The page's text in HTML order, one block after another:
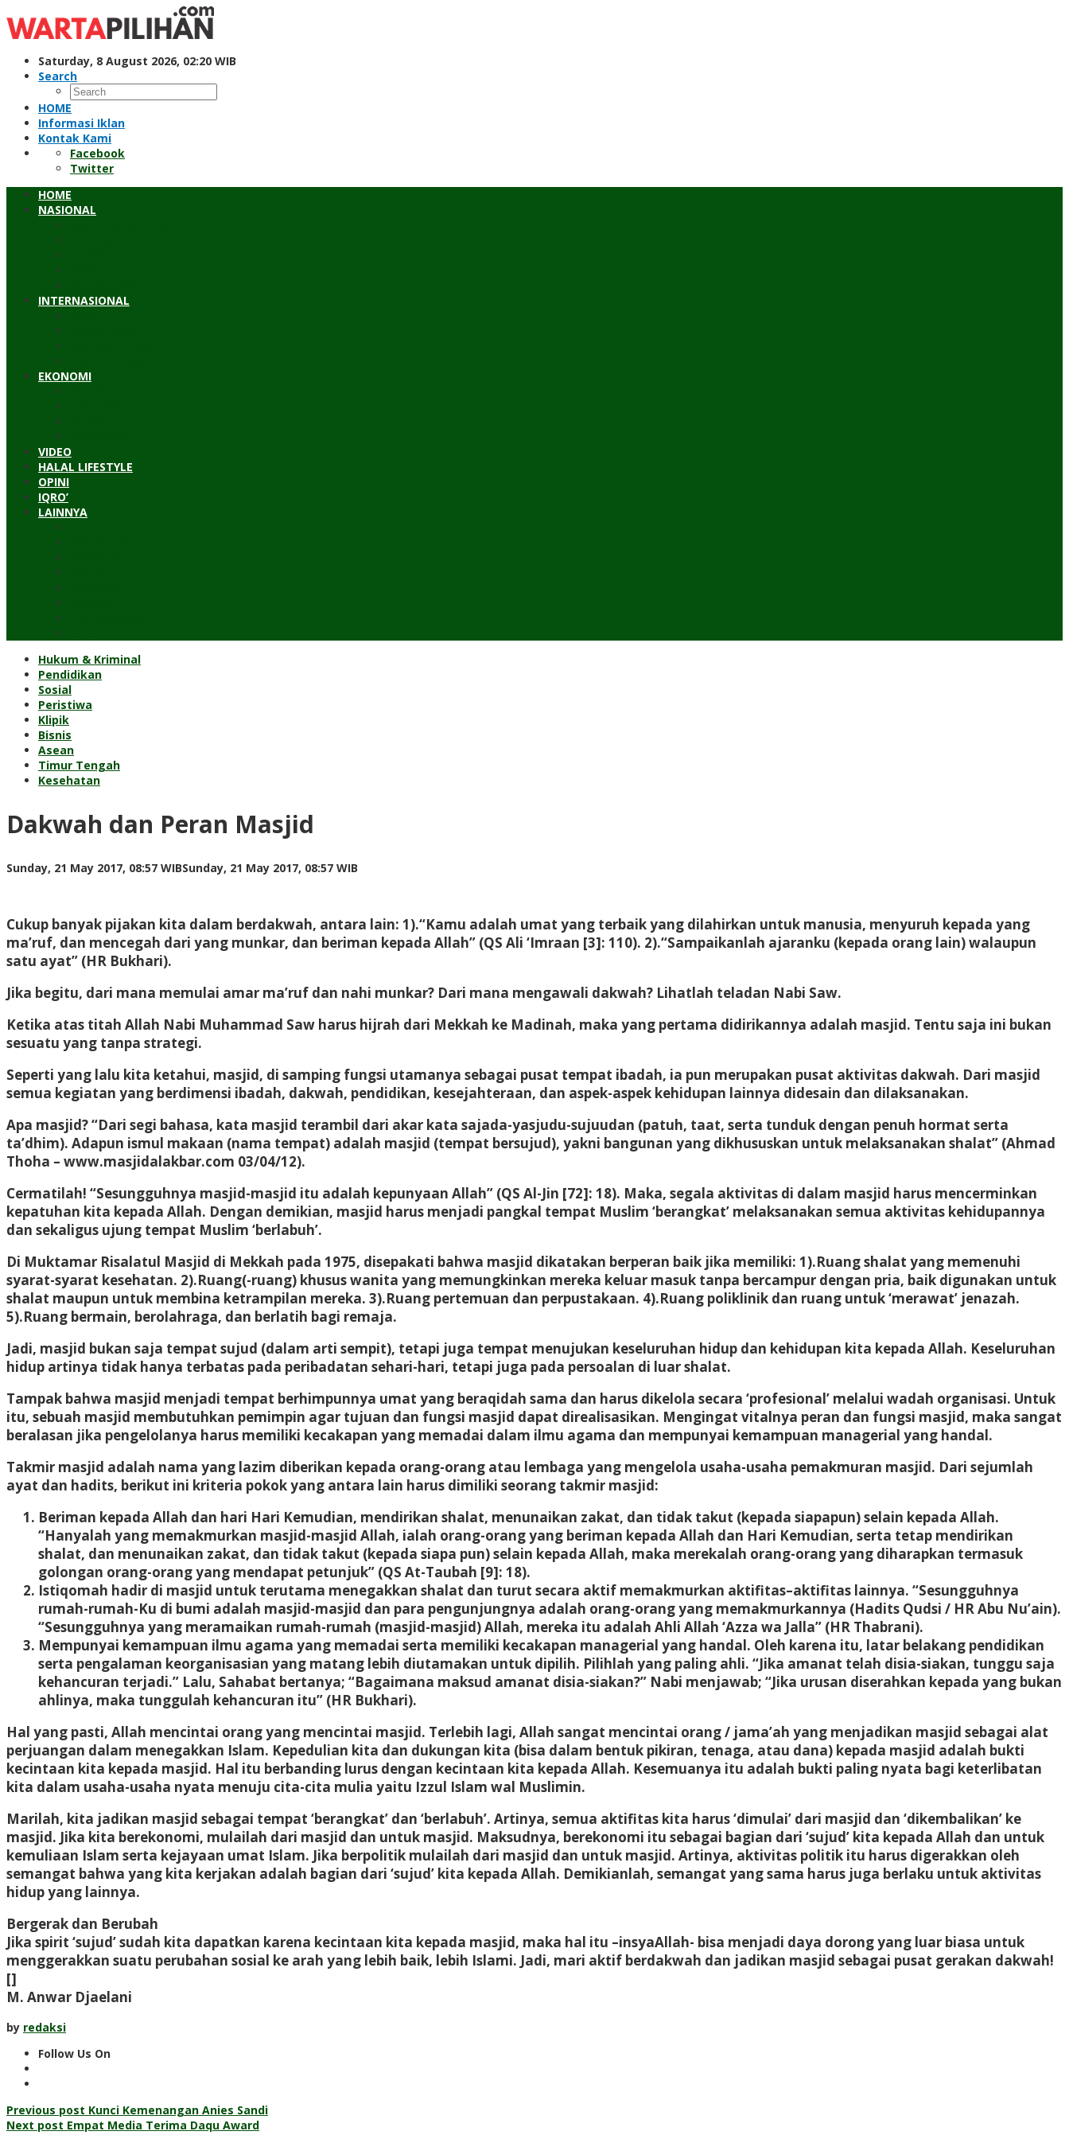
to
content
Saturday, 8 August 2026, 02:20 WIB
Search
HOME
Informasi Iklan
Kontak Kami
Facebook
Twitter
HOME
NASIONAL
INTERNASIONAL
EKONOMI
VIDEO
HALAL LIFESTYLE
OPINI
IQRO’
LAINNYA
Hukum & Kriminal
Pendidikan
Sosial
Peristiwa
Klipik
Bisnis
Asean
Timur Tengah
Kesehatan
Dakwah dan Peran Masjid
Sunday, 21 May 2017, 08:57 WIBSunday, 21 May 2017, 08:57 WIB
Cukup banyak pijakan kita dalam berdakwah, antara lain: 1).“Kamu adalah umat yang terbaik yang dilahirkan untuk manusia, menyuruh kepada yang
ma’ruf, dan mencegah dari yang munkar, dan beriman kepada Allah” (QS Ali ‘Imraan [3]: 110). 2).“Sampaikanlah ajaranku (kepada orang lain) walaupun
satu ayat” (HR Bukhari).
Jika begitu, dari mana memulai amar ma’ruf dan nahi munkar? Dari mana mengawali dakwah? Lihatlah teladan Nabi Saw.
Ketika atas titah Allah Nabi Muhammad Saw harus hijrah dari Mekkah ke Madinah, maka yang pertama didirikannya adalah masjid. Tentu saja ini bukan
sesuatu yang tanpa strategi.
Seperti yang lalu kita ketahui, masjid, di samping fungsi utamanya sebagai pusat tempat ibadah, ia pun merupakan pusat aktivitas dakwah. Dari masjid
semua kegiatan yang berdimensi ibadah, dakwah, pendidikan, kesejahteraan, dan aspek-aspek kehidupan lainnya didesain dan dilaksanakan.
Apa masjid? “Dari segi bahasa, kata masjid terambil dari akar kata sajada-yasjudu-sujuudan (patuh, taat, serta tunduk dengan penuh hormat serta
ta’dhim). Adapun ismul makaan (nama tempat) adalah masjid (tempat bersujud), yakni bangunan yang dikhususkan untuk melaksanakan shalat” (Ahmad
Thoha – www.masjidalakbar.com 03/04/12).
Cermatilah! “Sesungguhnya masjid-masjid itu adalah kepunyaan Allah” (QS Al-Jin [72]: 18). Maka, segala aktivitas di dalam masjid harus mencerminkan
kepatuhan kita kepada Allah. Dengan demikian, masjid harus menjadi pangkal tempat Muslim ‘berangkat’ melaksanakan semua aktivitas kehidupannya
dan sekaligus ujung tempat Muslim ‘berlabuh’.
Di Muktamar Risalatul Masjid di Mekkah pada 1975, disepakati bahwa masjid dikatakan berperan baik jika memiliki: 1).Ruang shalat yang memenuhi
syarat-syarat kesehatan. 2).Ruang(-ruang) khusus wanita yang memungkinkan mereka keluar masuk tanpa bercampur dengan pria, baik digunakan untuk
shalat maupun untuk membina ketrampilan mereka. 3).Ruang pertemuan dan perpustakaan. 4).Ruang poliklinik dan ruang untuk ‘merawat’ jenazah.
5).Ruang bermain, berolahraga, dan berlatih bagi remaja.
Jadi, masjid bukan saja tempat sujud (dalam arti sempit), tetapi juga tempat menujukan keseluruhan hidup dan kehidupan kita kepada Allah. Keseluruhan
hidup artinya tidak hanya terbatas pada peribadatan sehari-hari, tetapi juga pada persoalan di luar shalat.
Tampak bahwa masjid menjadi tempat berhimpunnya umat yang beraqidah sama dan harus dikelola secara ‘profesional’ melalui wadah organisasi. Untuk
itu, sebuah masjid membutuhkan pemimpin agar tujuan dan fungsi masjid dapat direalisasikan. Mengingat vitalnya peran dan fungsi masjid, maka sangat
beralasan jika pengelolanya harus memiliki kecakapan yang memadai dalam ilmu agama dan mempunyai kemampuan managerial yang handal.
Takmir masjid adalah nama yang lazim diberikan kepada orang-orang atau lembaga yang mengelola usaha-usaha pemakmuran masjid. Dari sejumlah
ayat dan hadits, berikut ini kriteria pokok yang antara lain harus dimiliki seorang takmir masjid:
Beriman kepada Allah dan hari Hari Kemudian, mendirikan shalat, menunaikan zakat, dan tidak takut (kepada siapapun) selain kepada Allah.
“Hanyalah yang memakmurkan masjid-masjid Allah, ialah orang-orang yang beriman kepada Allah dan Hari Kemudian, serta tetap mendirikan
shalat, dan menunaikan zakat, dan tidak takut (kepada siapa pun) selain kepada Allah, maka merekalah orang-orang yang diharapkan termasuk
golongan orang-orang yang mendapat petunjuk” (QS At-Taubah [9]: 18).
Istiqomah hadir di masjid untuk terutama menegakkan shalat dan turut secara aktif memakmurkan aktifitas–aktifitas lainnya. “Sesungguhnya
rumah-rumah-Ku di bumi adalah masjid-masjid dan para pengunjungnya adalah orang-orang yang memakmurkannya (Hadits Qudsi / HR Abu Nu’ain).
“Sesungguhnya yang meramaikan rumah-rumah (masjid-masjid) Allah, mereka itu adalah Ahli Allah ‘Azza wa Jalla” (HR Thabrani).
Mempunyai kemampuan ilmu agama yang memadai serta memiliki kecakapan managerial yang handal. Oleh karena itu, latar belakang pendidikan
serta pengalaman keorganisasian yang matang lebih diutamakan untuk dipilih. Pilihlah yang paling ahli. “Jika amanat telah disia-siakan, tunggu saja
kehancuran terjadi.” Lalu, Sahabat bertanya; “Bagaimana maksud amanat disia-siakan?” Nabi menjawab; “Jika urusan diserahkan kepada yang bukan
ahlinya, maka tunggulah kehancuran itu” (HR Bukhari).
Hal yang pasti, Allah mencintai orang yang mencintai masjid. Terlebih lagi, Allah sangat mencintai orang / jama’ah yang menjadikan masjid sebagai alat
perjuangan dalam menegakkan Islam. Kepedulian kita dan dukungan kita (bisa dalam bentuk pikiran, tenaga, atau dana) kepada masjid adalah bukti
kecintaan kita kepada masjid. Hal itu berbanding lurus dengan kecintaan kita kepada Allah. Kesemuanya itu adalah bukti paling nyata bagi keterlibatan
kita dalam usaha-usaha nyata menuju cita-cita mulia yaitu Izzul Islam wal Muslimin.
Marilah, kita jadikan masjid sebagai tempat ‘berangkat’ dan ‘berlabuh’. Artinya, semua aktifitas kita harus ‘dimulai’ dari masjid dan ‘dikembalikan’ ke
masjid. Jika kita berekonomi, mulailah dari masjid dan untuk masjid. Maksudnya, berekonomi itu sebagai bagian dari ‘sujud’ kita kepada Allah dan untuk
kemuliaan Islam serta kejayaan umat Islam. Jika berpolitik mulailah dari masjid dan untuk masjid. Artinya, aktivitas politik itu harus digerakkan oleh
semangat bahwa yang kita kerjakan adalah bagian dari ‘sujud’ kita kepada Allah. Demikianlah, semangat yang sama harus juga berlaku untuk aktivitas
hidup yang lainnya.
Bergerak dan Berubah
Jika spirit ‘sujud’ sudah kita dapatkan karena kecintaan kita kepada masjid, maka hal itu –insyaAllah- bisa menjadi daya dorong yang luar biasa untuk
menggerakkan suatu perubahan sosial ke arah yang lebih baik, lebih Islami. Jadi, mari aktif berdakwah dan jadikan masjid sebagai pusat gerakan dakwah!
[]
M. Anwar Djaelani
by redaksi
Follow Us On
Post
Previous post Kunci Kemenangan Anies Sandi
Next post Empat Media Terima Daqu Award